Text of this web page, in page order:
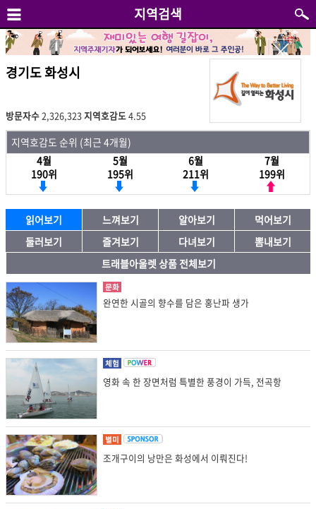
지역검색
경기도 화성시
방문자수2,326,323지역호감도 4.55
지역호감도 순위 (최근 4개월)
4월
190위
5월
195위
6월
211위
7월
199위
읽어보기 느껴보기 알아보기
먹어보기
둘러보기
즐겨보기 다녀보기
뽐내보기
트래블아울렛 상품 전체보기
문화
완연한 시골의 향수를 담은 홍난파 생가
체험
영화 속 한 장면처럼 특별한 풍경이 가득, 전곡항
별미
조개구이의 낭만은 화성에서 이뤄진다!